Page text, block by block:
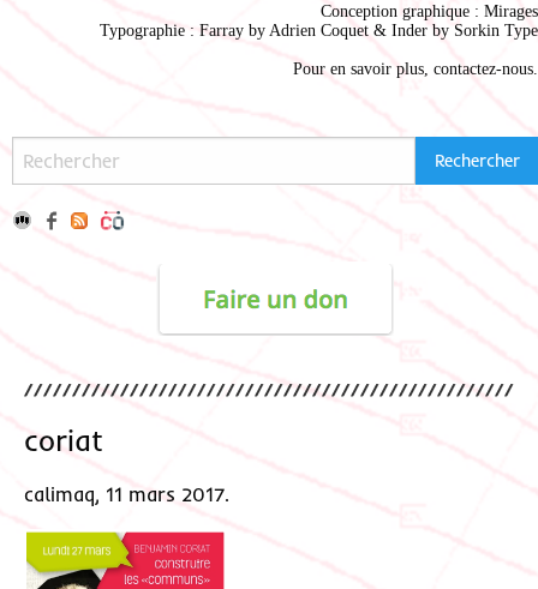
Conception graphique : Mirages
Typographie : Farray by Adrien Coquet & Inder by Sorkin Type
Pour en savoir plus, contactez-nous
coriat
calimaq, 11 mars 2017.